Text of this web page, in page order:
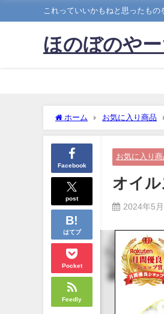
これっていいかもねと思ったもの
ほのぼのや
ホーム お気に入り商品
Facebook
post
はてブ
Pocket
Feedly
お気に入り商
オイ
2024年5